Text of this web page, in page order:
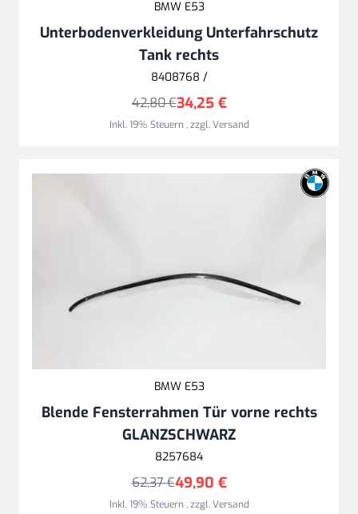
BMW E53
Unterbodenverkleidung Unterfahrschutz
Tank rechts
8408768 /
34,25 €
42,80 €
Inkl. 19% Steuern,zzgl.Versand
BMW E53
Blende Fensterrahmen Tür vorne rechts
GLANZSCHWARZ
8257684
49,90 €
62,37 €
Inkl. 19% Steuern,zzgl.Versand